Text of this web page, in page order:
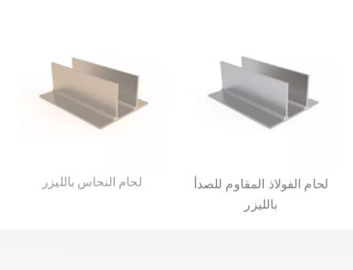
لحام الفولاذ المقاوم للصدأ
بالليزر
لحام النحاس بالليزر